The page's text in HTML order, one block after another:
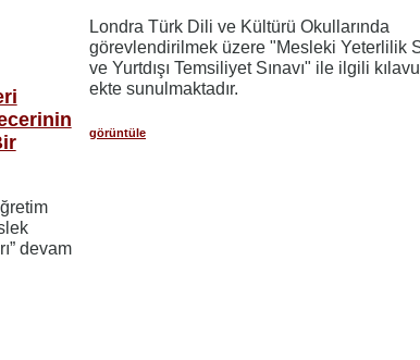
devam
Londra Türk Dili ve Kültürü Okullarında
görevlendirilmek üzere "Mesleki Yeterlilik
ve Yurtdışı Temsiliyet Sınavı" ile ilgili
ekte sunulmaktadır.
görüntüle